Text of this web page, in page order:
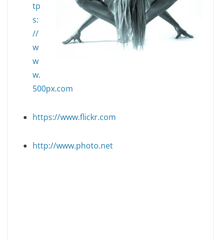
tp
s:
//
w
w
w.
500px.com
https://www.flickr.com
http://www.photo.net